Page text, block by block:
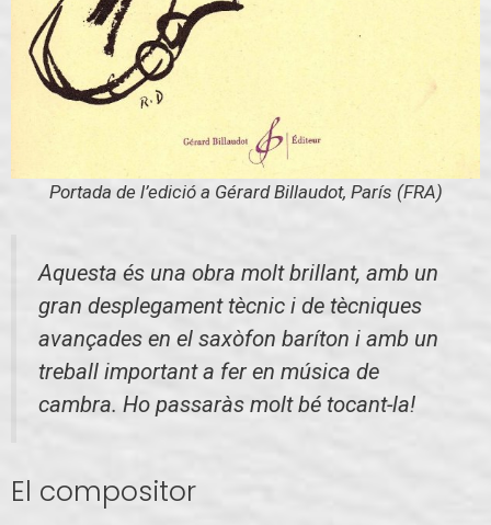
Portada de l’edició a Gérard Billaudot, París (FRA)
Aquesta és una obra molt brillant, amb un
gran desplegament tècnic i de tècniques
avançades en el saxòfon baríton i amb un
treball important a fer en música de
cambra. Ho passaràs molt bé tocant-la!
El compositor